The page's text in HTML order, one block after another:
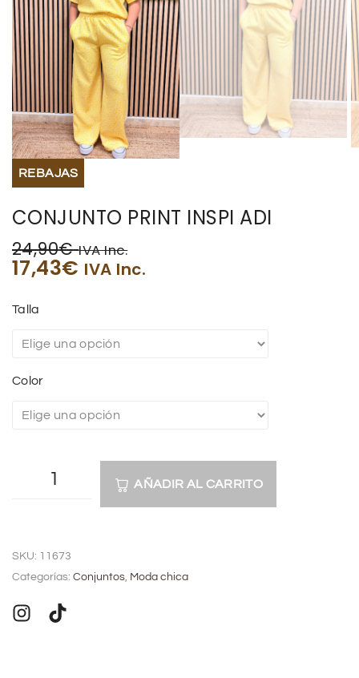
REBAJAS
CONJUNTO PRINT INSPI ADI
24,90€ IVA Inc.
17,43€ IVA Inc.
Talla
Color
AÑADIR AL CARRITO
t
e
r
SKU: 11673
Categorías: Conjuntos, Moda chica